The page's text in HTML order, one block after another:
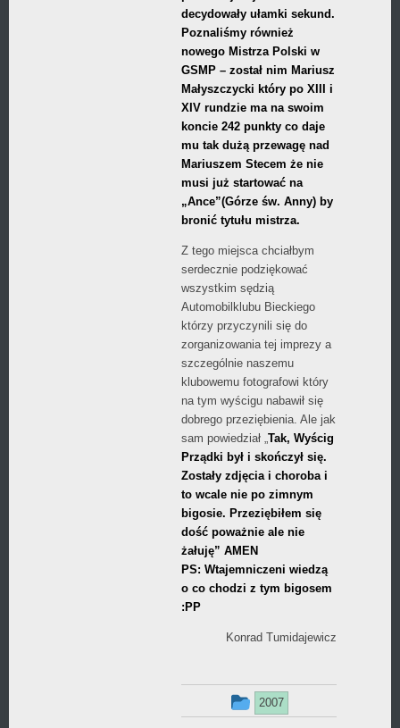
decydowały ułamki sekund.
Poznaliśmy również
nowego Mistrza Polski w
GSMP – został nim Mariusz
Małyszczycki który po XIII i
XIV rundzie ma na swoim
koncie 242 punkty co daje
mu tak dużą przewagę nad
Mariuszem Stecem że nie
musi już startować na
„Ance”(Górze św. Anny) by
bronić tytułu mistrza.
Z tego miejsca chciałbym
serdecznie podziękować
wszystkim sędzią
Automobilklubu Bieckiego
którzy przyczynili się do
zorganizowania tej imprezy a
szczególnie naszemu
klubowemu fotografowi który
na tym wyścigu nabawił się
dobrego przeziębienia. Ale jak
sam powiedział „Tak, Wyścig
Prządki był i skończył się.
Zostały zdjęcia i choroba i
to wcale nie po zimnym
bigosie. Przeziębiłem się
dość poważnie ale nie
żałuję” AMEN
PS: Wtajemniczeni wiedzą
o co chodzi z tym bigosem
:PP
Konrad Tumidajewicz
Ten
2007